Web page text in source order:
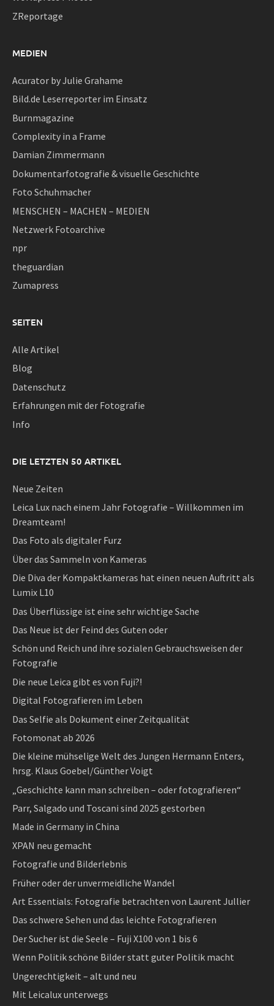
ZReportage
MEDIEN
Acurator by Julie Grahame
Bild.de Leserreporter im Einsatz
Burnmagazine
Complexity in a Frame
Damian Zimmermann
Dokumentarfotografie & visuelle Geschichte
Foto Schuhmacher
MENSCHEN – MACHEN – MEDIEN
Netzwerk Fotoarchive
npr
theguardian
Zumapress
SEITEN
Alle Artikel
Blog
Datenschutz
Erfahrungen mit der Fotografie
Info
DIE LETZTEN 50 ARTIKEL
Neue Zeiten
Leica Lux nach einem Jahr Fotografie – Willkommen im
Dreamteam!
Das Foto als digitaler Furz
Über das Sammeln von Kameras
Die Diva der Kompaktkameras hat einen neuen Auftritt als
Lumix L10
Das Überflüssige ist eine sehr wichtige Sache
Das Neue ist der Feind des Guten oder
Schön und Reich und ihre sozialen Gebrauchsweisen der
Fotografie
Die neue Leica gibt es von Fuji?!
Digital Fotografieren im Leben
Das Selfie als Dokument einer Zeitqualität
Fotomonat ab 2026
Die kleine mühselige Welt des Jungen Hermann Enters,
hrsg. Klaus Goebel/Günther Voigt
„Geschichte kann man schreiben – oder fotografieren“
Parr, Salgado und Toscani sind 2025 gestorben
Made in Germany in China
XPAN neu gemacht
Fotografie und Bilderlebnis
Früher oder der unvermeidliche Wandel
Art Essentials: Fotografie betrachten von Laurent Jullier
Das schwere Sehen und das leichte Fotografieren
Der Sucher ist die Seele – Fuji X100 von 1 bis 6
Wenn Politik schöne Bilder statt guter Politik macht
Ungerechtigkeit – alt und neu
Mit Leicalux unterwegs